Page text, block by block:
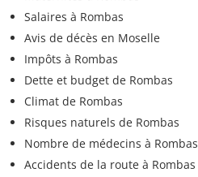
Salaires à Rombas
Avis de décès en Moselle
Impôts à Rombas
Dette et budget de Rombas
Climat de Rombas
Risques naturels de Rombas
Nombre de médecins à Rombas
Accidents de la route à Rombas